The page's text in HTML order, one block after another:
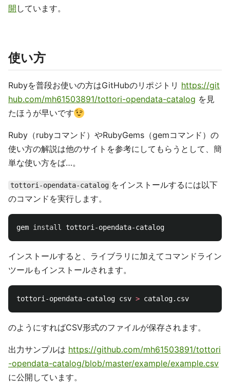
開 しています。
使い方
Rubyを普段お使いの方はGitHubのリポジトリ https://git
hub.com/mh61503891/tottori-opendata-catalog を見
たほうが早いです
Ruby（rubyコマンド）やRubyGems（gemコマンド）の
使い方の解説は他のサイトを参考にしてもらうとして、簡
単な使い方をば…。
tottori-opendata-catalog をインストールするには以下
のコマンドを実行します。
gem install
インストールすると、ライブラリに加えてコマンドライン
ツールもインストールされます。
tottori-opendata-catalog csv >
のようにすればCSV形式のファイルが保存されます。
出力サンプルは https://github.com/mh61503891/tottori
-opendata-catalog/blob/master/example/example.csv
に公開しています。